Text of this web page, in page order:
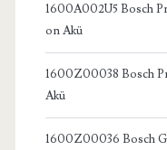
1600A002U5 Bosch
on Akü
1600Z00038 Bosch
Akü
1600Z00036 Bosch